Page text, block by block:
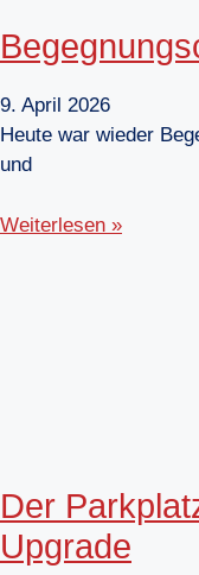
9. April 2026
Heute war wieder
und
Weiterlesen »
Der
Upgrade